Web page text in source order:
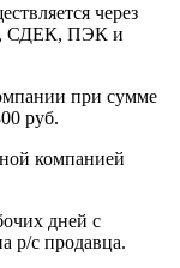
через
СДЕК, ПЭК и
при сумме
руб.
компанией
дней с
р/с продавца.